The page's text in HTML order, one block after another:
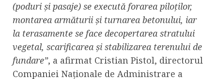
(poduri și pasaje) se execută forarea piloților,
montarea armăturii și turnarea betonului, iar
la terasamente se face decopertarea stratului
vegetal, scarificarea și stabilizarea terenului de
fundare”, a afirmat Cristian Pistol, directorul
Companiei Naţionale de Administrare a